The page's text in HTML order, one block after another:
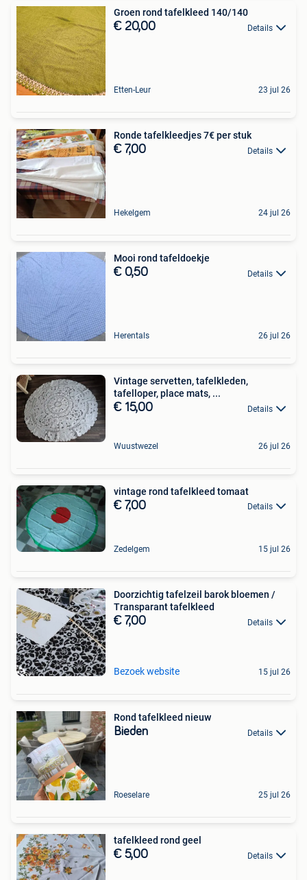
Groen rond tafelkleed 140/140
€ 20,00 Details
Etten-Leur 23 jul 26
Ronde tafelkleedjes 7€ per stuk
€ 7,00 Details
Hekelgem 24 jul 26
Mooi rond tafeldoekje
€ 0,50 Details
Herentals 26 jul 26
Vintage servetten, tafelkleden,
tafelloper, place mats, ...
€ 15,00 Details
Wuustwezel 26 jul 26
vintage rond tafelkleed tomaat
€ 7,00 Details
Zedelgem 15 jul 26
Doorzichtig tafelzeil barok bloemen /
Transparant tafelkleed
€ 7,00 Details
Bezoek website 15 jul 26
Rond tafelkleed nieuw
Bieden Details
Roeselare 25 jul 26
tafelkleed rond geel
€ 5,00 Details